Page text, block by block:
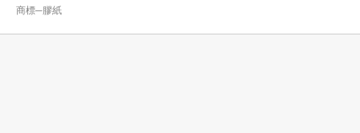
商標─膠紙